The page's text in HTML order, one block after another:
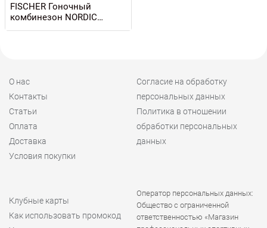
FISCHER Гоночный
комбинезон NORDIC
мужской
О нас
Контакты
Статьи
Оплата
Доставка
Условия покупки
Согласие на обработку
персональных данных
Политика в отношении
обработки персональных
данных
Клубные карты
Как использовать промокод
Оператор персональных данных:
Общество с ограниченной
ответственностью «Магазин